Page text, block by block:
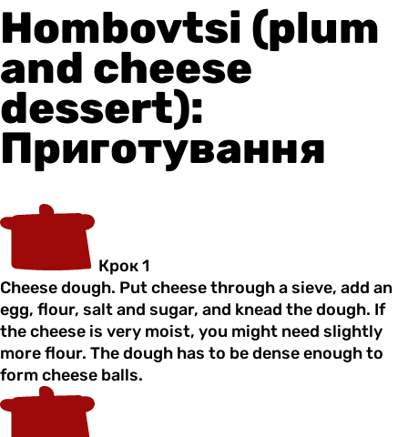
Hombovtsi (plum
and cheese
dessert):
Приготування
Крок 1
Cheese dough. Put cheese through a sieve, add an
egg, flour, salt and sugar, and knead the dough. If
the cheese is very moist, you might need slightly
more flour. The dough has to be dense enough to
form cheese balls.